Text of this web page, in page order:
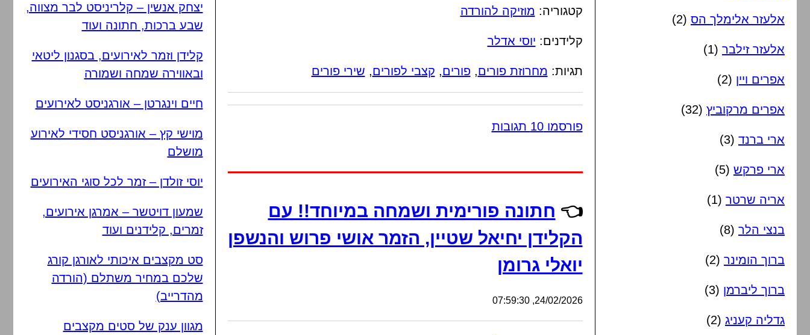
קטגוריה: מוזיקה להורדה
קלידנים: יוסי אדלר
תגיות: מחרוזת פורים,פורים, קצבי לפורים, שירי פורים
פורסמו 10 תגובות
👈 חתונה פורימית ושמחה במיוחד!! עם
הקלידן יחיאל שטיין, הזמר אושי פרוש והנשפן
יואלי גרומן
24/02/2026, 07:59:30
אלעזר אלימלך הס (2)
אלעזר זילבר (1)
אפרים ויין (2)
אפרים מרקוביץ (32)
ארי ברנד (3)
ארי פרקש (5)
אריה שרטר (1)
בנצי הלר (8)
ברוך הומינר (2)
ברוך ליברמן (3)
גדליה קעניג (2)
יצחק אנשין – קלריניסט לבר מצווה,
שבע ברכות, חתונה ועוד
קלידן וזמר לאירועים, בסגנון ליטאי
ובאווירה שמחה ושמורה
חיים וינגרטן – אורגניסט לאירועים
מוישי קץ – אורגניסט חסידי לאירוע
מושלם
יוסי זולדן – זמר לכל סוגי האירועים
שמעון דויטשר – אמרגן אירועים,
זמרים, קלידנים ועוד
סט מקצבים איכותי לאורגן קורג
שלכם במחיר משתלם (הורדה
מהדרייב)
מגוון ענק של סטים מקצבים